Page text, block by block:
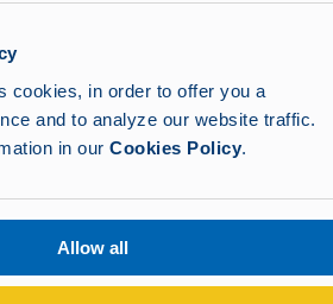
cookies, in order to offer you a
and to analyze our website traffic.
in our Cookies Policy.
Allow all
Mehr erfahren
und Einrichtungen
Sortieren nach
für anspruchsvolle